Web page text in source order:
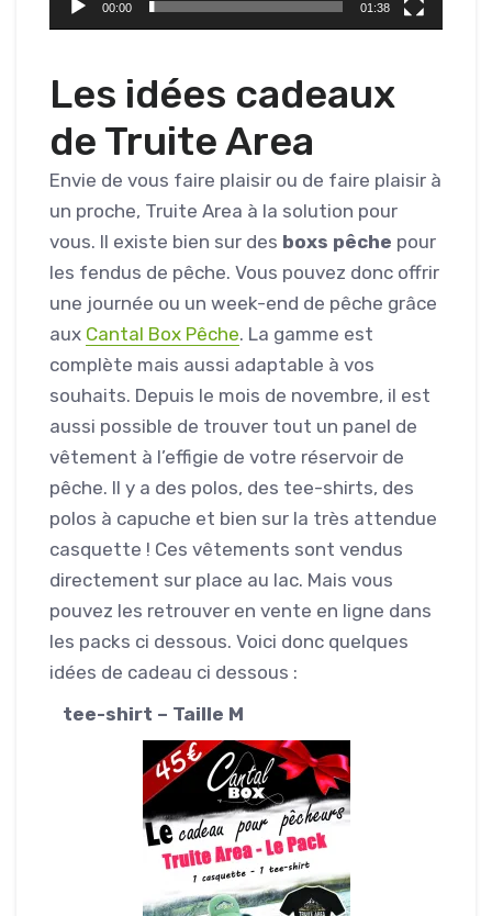
00:00 01:38
Les idées cadeaux
de Truite Area
Envie de vous faire plaisir ou de faire plaisir à
un proche, Truite Area à la solution pour
vous. Il existe bien sur des boxs pêche pour
les fendus de pêche. Vous pouvez donc offrir
une journée ou un week-end de pêche grâce
aux Cantal Box Pêche. La gamme est
complète mais aussi adaptable à vos
souhaits. Depuis le mois de novembre, il est
aussi possible de trouver tout un panel de
vêtement à l’effigie de votre réservoir de
pêche. Il y a des polos, des tee-shirts, des
polos à capuche et bien sur la très attendue
casquette ! Ces vêtements sont vendus
directement sur place au lac. Mais vous
pouvez les retrouver en vente en ligne dans
les packs ci dessous. Voici donc quelques
idées de cadeau ci dessous :
tee-shirt – Taille M